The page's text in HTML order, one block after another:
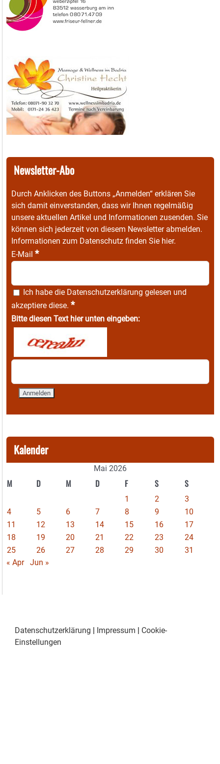
Newsletter-Abo
Durch Anklicken des Buttons „Anmelden“ erklären Sie
sich damit einverstanden, dass wir Ihnen regelmäßig
unsere aktuellen Artikel und Informationen zusenden. Sie
können sich jederzeit von diesem Newsletter abmelden.
Informationen zum Datenschutz finden Sie hier.
E-Mail *
Ich habe die Datenschutzerklärung gelesen und
akzeptiere diese. *
Bitte diesen Text hier unten eingeben:
Kalender
Mai 2026
M D M D F S S
1 2
3
4
5 6 7 8 9
10
11
12 13 14 15 16
17
18
19 20 21 22 23
24
25
26 27 28 29 30
31
« Apr
Jun »
Datenschutzerklärung | Impressum | Cookie-
Einstellungen